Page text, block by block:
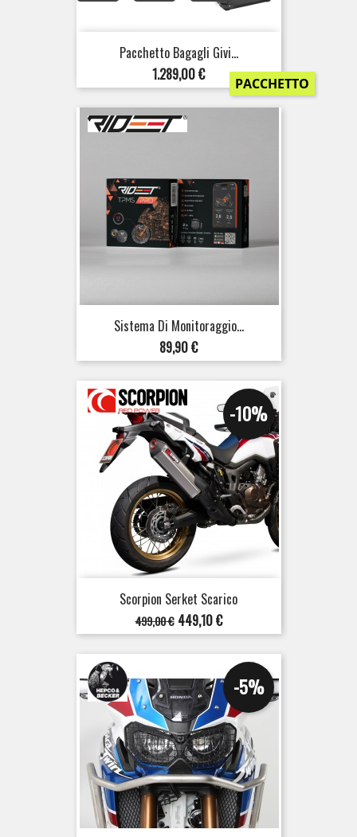
Pacchetto Bagagli Givi...
Prezzo
1.289,00 € PACCHETTO
Sistema Di Monitoraggio...
Prezzo
89,90 €
Scorpion Serket Scarico
Prezzo
base
499,00 €
-10%
Prezzo
449,10 €
-5%